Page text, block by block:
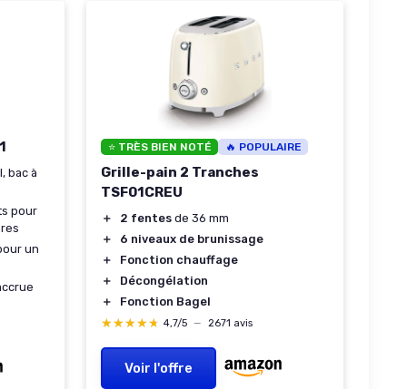
bac à
pour
un
⭐ TRÈS BIEN NOTÉ 🔥 POPULAIRE
Grille-pain 2 Tranches
TSF01CREU
＋ 2 fentes de 36 mm
＋
6 niveaux de brunissage
＋
Fonction chauffage
＋
Décongélation
＋
Fonction Bagel
★★★★★
★★★★★ 4,7/5 — 2671 avis
Voir l'offre